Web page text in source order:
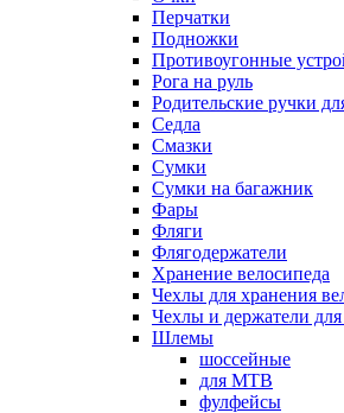
Перчатки
Подножки
Противоугонные
Рога на руль
Родительские ручки
Седла
Смазки
Сумки
Сумки на багажник
Фары
Фляги
Флягодержатели
Хранение велосипеда
Чехлы для хранения
Чехлы и держатели
Шлемы
шоссейные
для MTB
фулфейсы